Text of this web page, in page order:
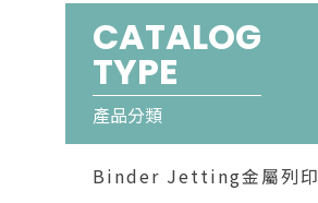
CATALOG
TYPE
產品分類
Binder Jetting金屬列印